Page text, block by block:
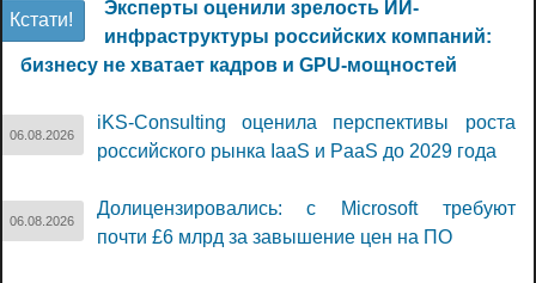
Кстати!
Эксперты оценили зрелость ИИ-
инфраструктуры российских компаний:
бизнесу не хватает кадров и GPU-мощностей
06.08.2026
iKS-Consulting оценила перспективы роста
российского рынка IaaS и PaaS до 2029 года
06.08.2026
Долицензировались: с Microsoft требуют
почти £6 млрд за завышение цен на ПО